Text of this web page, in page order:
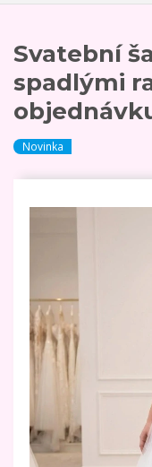
Svatební
spadlými
Novinka